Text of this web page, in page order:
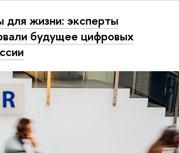
жизни: эксперты
будущее цифровых